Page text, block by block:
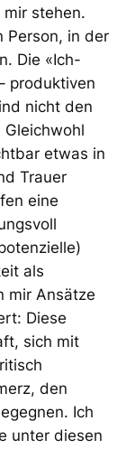
stehen.
Person, in der
Die «Ich-
produktiven
nicht den
etwas in
Trauer
eine
als
mir Ansätze
Diese
sich mit
den
Ich
unter diesen